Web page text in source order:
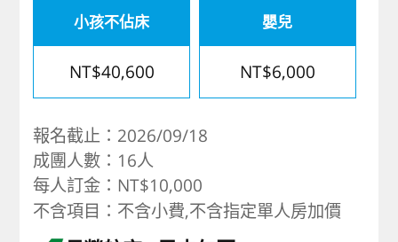
小孩不佔床
NT$40,600
嬰兒
NT$6,000
報名截止：2026/09/18
成團人數：16人
每人訂金：NT$10,000
不含項目：不含小費,不含指定單人房加價